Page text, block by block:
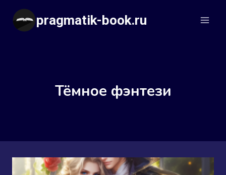
Перейти
содержимому
pragmatik-book.ru
Тёмное фэнтези